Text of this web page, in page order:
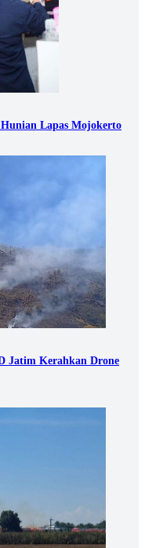
Lapas Mojokerto
Jatim Kerahkan Drone